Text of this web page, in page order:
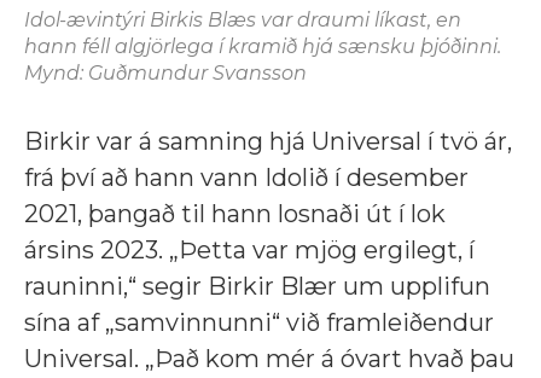
Idol-ævintýri Birkis Blæs var draumi líkast, en
hann féll algjörlega í kramið hjá sænsku þjóðinni.
Mynd: Guðmundur Svansson
Birkir var á samning hjá Universal í tvö ár,
frá því að hann vann Idolið í desember
2021, þangað til hann losnaði út í lok
ársins 2023. „Þetta var mjög ergilegt, í
rauninni,“ segir Birkir Blær um upplifun
sína af „samvinnunni“ við framleiðendur
Universal. „Það kom mér á óvart hvað þau